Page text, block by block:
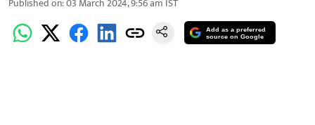
Add as a preferred
source on Google